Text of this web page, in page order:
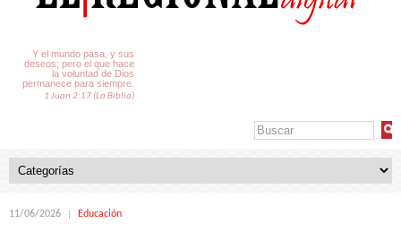
Y el mundo pasa, y sus
deseos; pero el que hace
la voluntad de Dios
permanece para siempre.
1 Juan 2:17 (La Biblia)
11/06/2026 Educación